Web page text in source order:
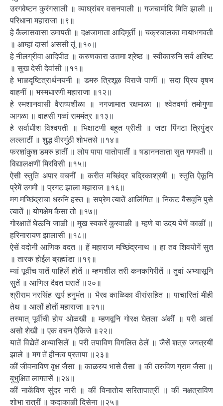
उरगवेष्टन कुरंगसाली ॥ व्याघ्रांबर वसनपाली ॥ गजचार्मादि मिति झाली ॥
परिधाना महाराजा ॥९॥
हे कैलासवासा उमापती ॥ दक्षजामाता आदिमूर्ती ॥ चक्रचालका मायाभगवती
॥ आम्हां दासां अससी तूं ॥१०॥
हे नीलग्रीवा आदिपीठ ॥ करुणकारा उत्तमा श्रेष्ठ ॥ स्वीकारुनि सर्व अरिष्ट
॥ सुख देसी देवांसी ॥११॥
हे भाळदृष्टित्रार्थनयनी ॥ डमरु त्रिशूळ विराजे पाणीं ॥ सदा प्रिय वृषभ
वाहनीं ॥ भस्मधारणी महाराजा ॥१२॥
हे स्मशानवासी वैराष्यशीळा ॥ नगजामात रक्षमाळा ॥ श्वेतवर्णा तमोगुणा
आगळा ॥ वाहसी गळां राममंत्र ॥१३॥
हे सर्वाधीश विश्वपती ॥ भिक्षाटणी बहुत प्रीती ॥ जटा पिंगटा त्रिपुंड्र
लल्लाटीं ॥ शुद्ध वीरगुंठी शोभतसे ॥१४॥
फरशांकुश डमरु हातीं ॥ लोप पापा पातोपातीं ॥ षडाननताता सुत गणपती ॥
विद्यालक्षणीं मिरविसी ॥१५॥
ऐसी स्तुति अपार वचनीं ॥ करीत मच्छिंद्र बद्रिकाश्रमीं ॥ स्तुति ऐकूनि
प्रेमें उगमी ॥ प्रगट झाला महाराज ॥१६॥
मग मच्छिंद्राचा धरुनि हस्त ॥ सप्रेम त्यातें आलिंगित ॥ निकट बैसवूनि पुसे
त्यातें ॥ योगक्षेम कैसा तो ॥१७॥
गोरक्षातें घेऊनि जाळी ॥ मुख स्वकरें कुरवाळी ॥ म्हणे बा उदय येणें काळीं ॥
हरिनारायण झालासी ॥१८॥
ऐसें वदोनी आणिक वदत ॥ हें महाराज मच्छिंद्रनाथ ॥ हा तव शिवयोगें सुत
॥ तारक होईल ब्रह्मांडा ॥१९॥
म्यां पूर्वीच यातें पाहिलें होतें ॥ म्हणशील तरी कनकगिरीतें ॥ तुवां अभ्यासूनि
सुतें ॥ आणिल दैवत घरातें ॥२०॥
श्रीराम नरसिंह सूर्य हनुमंत ॥ भैरव काळिका वीरांसहित ॥ पाचारितां मीही
तेथ ॥ आलों होतों महाराजा ॥२१॥
तस्मात् पूर्वीची होय ओळखी ॥ म्हणवूनि गोरक्ष घेतला अंकीं ॥ परी आतां
असो शेखी ॥ एक वचन ऐकिजे ॥२२॥
यातें विद्येतें अभ्यासिलें ॥ परी तपाविण विगलित ठेलें ॥ जैसें शत्रु जगत्रयीं
झाले ॥ मग तें हीनत्व प्रतापा ॥२३॥
कीं जीवनाविण वृक्ष जैसा ॥ काळरुप भासे तैसा ॥ कीं तरुविण ग्राम जैसा ॥
बुभुक्षित लागतसें ॥२४॥
कीं नाकेंविण सुंदर नारी ॥ कीं विनातोय सरितापात्रीं ॥ कीं नक्षत्राविण
शोभा रात्रीं ॥ कदाकाळी दिसेना ॥२५॥